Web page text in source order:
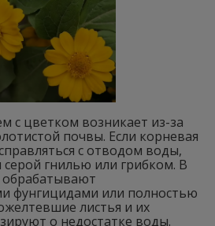
с цветком возникает из-за
почвы. Если корневая
с отводом воды,
серой гнилью или грибком. В
обрабатывают
фунгицидами или полностью
листья и их
о недостатке воды.